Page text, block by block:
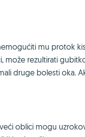
mu protok
rezultirati
druge bolesti oka.
oblici mogu